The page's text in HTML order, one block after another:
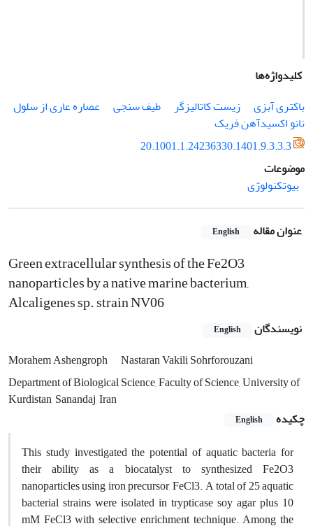
کلیدواژه‌ها
باکتری آبزی
زیست کاتالیزگر طیف سنجی
عصاره عاری از سلول
نانو اکسیدآهن فریک
20.1001.1.24236330.1401.9.3.3.3
موضوعات
بیوتکنولوژی
عنوان مقاله English
Green extracellular synthesis of the Fe2O3
nanoparticles by a native marine bacterium,
Alcaligenes sp. strain NV06
نویسندگان English
Morahem Ashengroph
Nastaran Vakili Sohrforouzani
Department of Biological Science, Faculty of Science, University of
Kurdistan, Sanandaj, Iran
چکیده
English
This study investigated the potential of aquatic bacteria for
their ability as a biocatalyst to synthesized Fe2O3
nanoparticles using iron precursor, FeCl3. A total of 25 aquatic
bacterial strains were isolated in trypticase soy agar plus 10
mM FeCl3 with selective enrichment technique. Among the